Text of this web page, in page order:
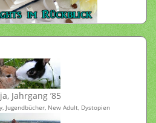
Jahrgang ’85
Jugendbücher, New Adult, Dystopien